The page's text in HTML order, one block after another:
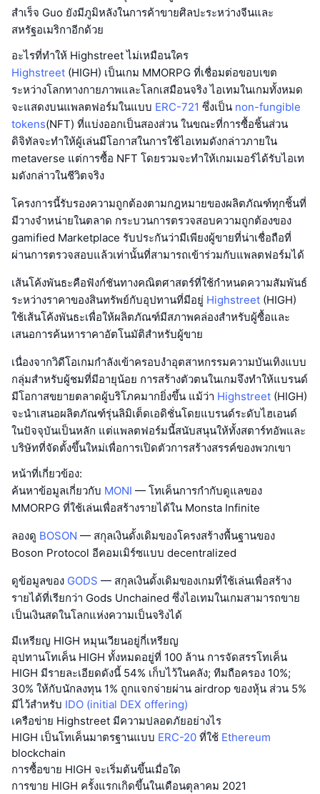
สำเร็จ Guo ยังมีภูมิหลังในการค้าขายศิลปะระหว่างจีนและ
สหรัฐอเมริกาอีกด้วย
อะไรที่ทำให้ Highstreet ไม่เหมือนใคร
Highstreet (HIGH) เป็นเกม MMORPG ที่เชื่อมต่อขอบเขต
ระหว่างโลกทางกายภาพและโลกเสมือนจริง ไอเทมในเกมทั้งหมด
จะแสดงบนแพลตฟอร์มในแบบ ERC-721 ซึ่งเป็น non-fungible
tokens(NFT) ที่แบ่งออกเป็นสองส่วน ในขณะที่การซื้อชิ้นส่วน
ดิจิทัลจะทำให้ผู้เล่นมีโอกาสในการใช้ไอเทมดังกล่าวภายใน
metaverse แต่การซื้อ NFT โดยรวมจะทำให้เกมเมอร์ได้รับไอเท
มดังกล่าวในชีวิตจริง
โครงการนี้รับรองความถูกต้องตามกฎหมายของผลิตภัณฑ์ทุกชิ้นที่
มีวางจำหน่ายในตลาด กระบวนการตรวจสอบความถูกต้องของ
gamified Marketplace รับประกันว่ามีเพียงผู้ขายที่น่าเชื่อถือที่
ผ่านการตรวจสอบแล้วเท่านั้นที่สามารถเข้าร่วมกับแพลตฟอร์มได้
เส้นโค้งพันธะคือฟังก์ชันทางคณิตศาสตร์ที่ใช้กำหนดความสัมพันธ์
ระหว่างราคาของสินทรัพย์กับอุปทานที่มีอยู่ Highstreet (HIGH)
ใช้เส้นโค้งพันธะเพื่อให้ผลิตภัณฑ์มีสภาพคล่องสำหรับผู้ซื้อและ
เสนอการค้นหาราคาอัตโนมัติสำหรับผู้ขาย
เนื่องจากวิดีโอเกมกำลังเข้าครอบงำอุตสาหกรรมความบันเทิงแบบ
กลุ่มสำหรับผู้ชมที่มีอายุน้อย การสร้างตัวตนในเกมจึงทำให้แบรนด์
มีโอกาสขยายตลาดผู้บริโภคมากยิ่งขึ้น แม้ว่า Highstreet (HIGH)
จะนำเสนอผลิตภัณฑ์รุ่นลิมิเต็ดเอดิชั่นโดยแบรนด์ระดับไฮเอนด์
ในปัจจุบันเป็นหลัก แต่แพลตฟอร์มนี้สนับสนุนให้ทั้งสตาร์ทอัพและ
บริษัทที่จัดตั้งขึ้นใหม่เพื่อการเปิดตัวการสร้างสรรค์ของพวกเขา
หน้าที่เกี่ยวข้อง:
ค้นหาข้อมูลเกี่ยวกับ MONI — โทเค็นการกำกับดูแลของ
MMORPG ที่ใช้เล่นเพื่อสร้างรายได้ใน Monsta Infinite
ลองดู BOSON — สกุลเงินดั้งเดิมของโครงสร้างพื้นฐานของ
Boson Protocol อีคอมเมิร์ซแบบ decentralized
ดูข้อมูลของ GODS — สกุลเงินดั้งเดิมของเกมที่ใช้เล่นเพื่อสร้าง
รายได้ที่เรียกว่า Gods Unchained ซึ่งไอเทมในเกมสามารถขาย
เป็นเงินสดในโลกแห่งความเป็นจริงได้
มีเหรียญ HIGH หมุนเวียนอยู่กี่เหรียญ
อุปทานโทเค็น HIGH ทั้งหมดอยู่ที่ 100 ล้าน การจัดสรรโทเค็น
HIGH มีรายละเอียดดังนี้ 54% เก็บไว้ในคลัง; ทีมถือครอง 10%;
30% ให้กับนักลงทุน 1% ถูกแจกจ่ายผ่าน airdrop ของหุ้น ส่วน 5%
มีไว้สำหรับ IDO (initial DEX offering)
เครือข่าย Highstreet มีความปลอดภัยอย่างไร
HIGH เป็นโทเค็นมาตรฐานแบบ ERC-20 ที่ใช้ Ethereum
blockchain
การซื้อขาย HIGH จะเริ่มต้นขึ้นเมื่อใด
การขาย HIGH ครั้งแรกเกิดขึ้นในเดือนตุลาคม 2021